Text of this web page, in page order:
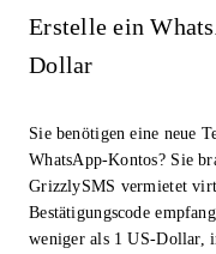
Erstelle ein
Dollar
Sie benötigen eine neue
WhatsApp-Kontos? Sie
GrizzlySMS vermietet
Bestätigungscode
weniger als 1 US-Dollar,